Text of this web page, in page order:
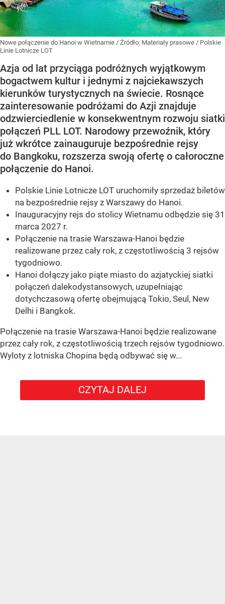
Nowe połączenie do Hanoi w Wietnamie / Źródło: Materiały prasowe / Polskie
Linie Lotnicze LOT
Azja od lat przyciąga podróżnych wyjątkowym
bogactwem kultur i jednymi z najciekawszych
kierunków turystycznych na świecie. Rosnące
zainteresowanie podróżami do Azji znajduje
odzwierciedlenie w konsekwentnym rozwoju siatki
połączeń PLL LOT. Narodowy przewoźnik, który
już wkrótce zainauguruje bezpośrednie rejsy
do Bangkoku, rozszerza swoją ofertę o całoroczne
połączenie do Hanoi.
Polskie Linie Lotnicze LOT uruchomiły sprzedaż biletów
na bezpośrednie rejsy z Warszawy do Hanoi.
Inauguracyjny rejs do stolicy Wietnamu odbędzie się 31
marca 2027 r.
Połączenie na trasie Warszawa-Hanoi będzie
realizowane przez cały rok, z częstotliwością 3 rejsów
tygodniowo.
Hanoi dołączy jako piąte miasto do azjatyckiej siatki
połączeń dalekodystansowych, uzupełniając
dotychczasową ofertę obejmującą Tokio, Seul, New
Delhi i Bangkok.
Połączenie na trasie Warszawa-Hanoi będzie realizowane
przez cały rok, z częstotliwością trzech rejsów tygodniowo.
Wyloty z lotniska Chopina będą odbywać się w...
CZYTAJ DALEJ